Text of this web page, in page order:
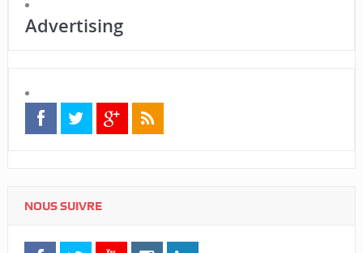
Advertising
NOUS SUIVRE